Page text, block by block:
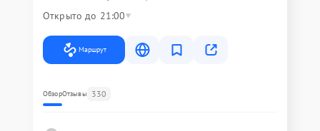
Открыто до 21:00
Маршрут
ОбзорОтзывы 330